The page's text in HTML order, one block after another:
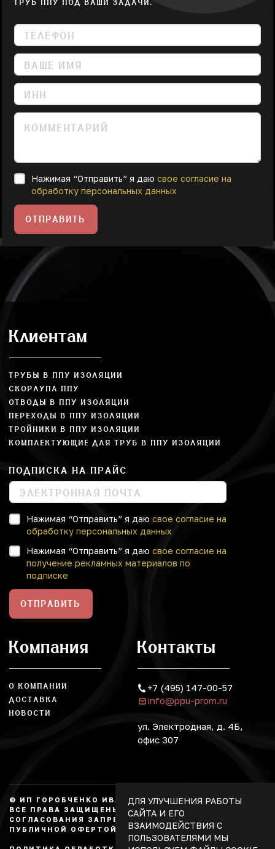
ТРУБ ППУ ПОД ВАШИ ЗАДАЧИ.
Нажимая “Отправить” я даю свое согласие на
обработку персональных данных
ОТПРАВИТЬ
Клиентам
ТРУБЫ В ППУ ИЗОЛЯЦИИ
СКОРЛУПА ППУ
ОТВОДЫ В ППУ ИЗОЛЯЦИИ
ПЕРЕХОДЫ В ППУ ИЗОЛЯЦИИ
ТРОЙНИКИ В ППУ ИЗОЛЯЦИИ
КОМПЛЕКТУЮЩИЕ ДЛЯ ТРУБ В ППУ ИЗОЛЯЦИИ
ПОДПИСКА НА ПРАЙС
Нажимая “Отправить” я даю свое согласие на
обработку персональных данных
Нажимая “Отправить” я даю свое согласие на
получение рекламных материалов по
подписке
ОТПРАВИТЬ
Компания
О КОМПАНИИ
ДОСТАВКА
НОВОСТИ
Контакты
+7 (495) 147-00-57
info@ppu-prom.ru
ул. Электродная, д. 4Б,
офис 307
© ИП ГОРОБЧЕНКО ИВАН АЛЕКСАНДРОВИЧ, 2026.
ВСЕ ПРАВА ЗАЩИЩЕНЫ, КОПИРОВАНИЕ БЕЗ
СОГЛАСОВАНИЯ ЗАПРЕЩЕНО. НЕ ЯВЛЯЕТСЯ
ПУБЛИЧНОЙ ОФЕРТОЙ.
ДЛЯ УЛУЧШЕНИЯ РАБОТЫ
САЙТА И ЕГО
ВЗАИМОДЕЙСТВИЯ С
ПОЛЬЗОВАТЕЛЯМИ МЫ